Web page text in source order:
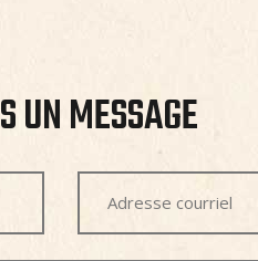
UN MESSAGE